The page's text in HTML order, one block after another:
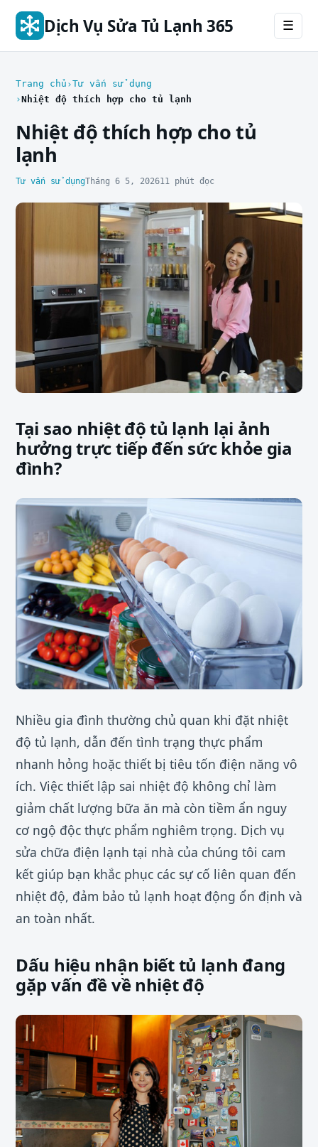
Dịch Vụ Sửa Tủ Lạnh 365 ☰
Trang chủ Tư vấn sử dụng
Nhiệt độ thích hợp cho tủ lạnh
Nhiệt độ thích hợp cho tủ
lạnh
Tư vấn sử dụngTháng 6 5, 202611 phút đọc
Tại sao nhiệt độ tủ lạnh lại ảnh
hưởng trực tiếp đến sức khỏe gia
đình?
Nhiều gia đình thường chủ quan khi đặt nhiệt
độ tủ lạnh, dẫn đến tình trạng thực phẩm
nhanh hỏng hoặc thiết bị tiêu tốn điện năng vô
ích. Việc thiết lập sai nhiệt độ không chỉ làm
giảm chất lượng bữa ăn mà còn tiềm ẩn nguy
cơ ngộ độc thực phẩm nghiêm trọng. Dịch vụ
sửa chữa điện lạnh tại nhà của chúng tôi cam
kết giúp bạn khắc phục các sự cố liên quan đến
nhiệt độ, đảm bảo tủ lạnh hoạt động ổn định và
an toàn nhất.
Dấu hiệu nhận biết tủ lạnh đang
gặp vấn đề về nhiệt độ